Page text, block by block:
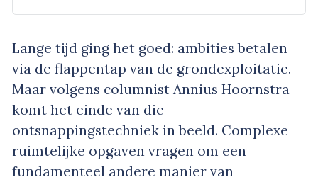
Lange tijd ging het goed: ambities betalen
via de flappentap van de grondexploitatie.
Maar volgens columnist Annius Hoornstra
komt het einde van die
ontsnappingstechniek in beeld. Complexe
ruimtelijke opgaven vragen om een
fundamenteel andere manier van